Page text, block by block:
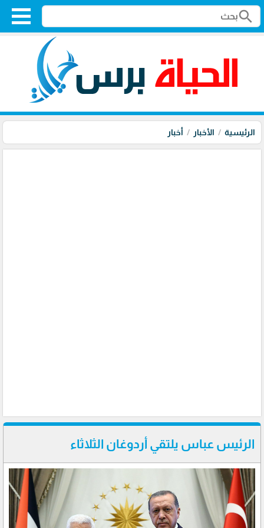
search
الرئيسية الأخبار أخبار
الرئيس عباس يلتقي أردوغان الثلاثاء